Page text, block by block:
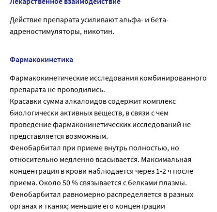
Действие препарата усиливают альфа- и бета-
адреностимуляторы, никотин.
Фармакокинетика
Фармакокинетические исследования комбинированного
препарата не проводились.
Красавки сумма алкалоидов содержит комплекс
биологически активных веществ, в связи с чем
проведение фармакокинетических исследований не
представляется возможным.
Фенобарбитал при приеме внутрь полностью, но
относительно медленно всасывается. Максимальная
концентрация в крови наблюдается через 1-2 ч после
приема. Около 50 % связывается с белками плазмы.
Фенобарбитал равномерно распределяется в разных
органах и тканях; меньшие его концентрации